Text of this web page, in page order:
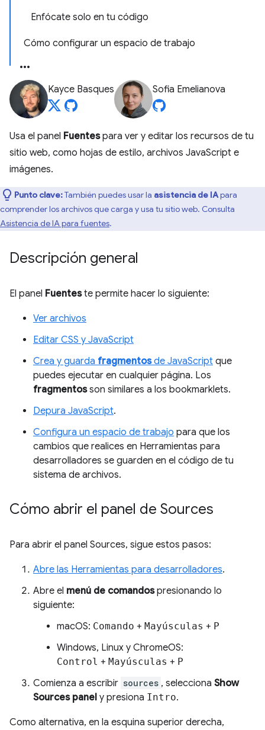
Enfócate solo en tu código
Cómo configurar un espacio de trabajo
Kayce Basques Sofia Emelianova
Usa el panel Fuentespara ver y editar los recursos de tu
sitio web, como hojas de estilo, archivos JavaScript e
imágenes.
Punto clave:También puedes usar la asistencia de IApara
comprender los archivos que carga y usa tu sitio web. Consulta
Asistencia de IA para fuentes.
Descripción general
El panel Fuenteste permite hacer lo siguiente:
Ver archivos
Editar CSS y JavaScript
Crea y guarda fragmentosde JavaScript que
puedes ejecutar en cualquier página. Los
fragmentosson similares a los bookmarklets.
Depura JavaScript.
Configura un espacio de trabajo para que los
cambios que realices en Herramientas para
desarrolladores se guarden en el código de tu
sistema de archivos.
Cómo abrir el panel de Sources
Para abrir el panel Sources, sigue estos pasos:
Abre las Herramientas para desarrolladores.
Abre el menú de comandospresionando lo
siguiente:
macOS: Comando + Mayúsculas + P
Windows, Linux y ChromeOS:
Control + Mayúsculas + P
Comienza a escribir sources , selecciona Show
Sources panel y presiona Intro.
Como alternativa, en la esquina superior derecha,